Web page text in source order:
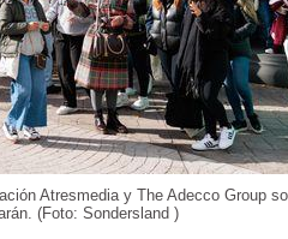
Atresmedia y The Adecco Group
(Foto: Sondersland )